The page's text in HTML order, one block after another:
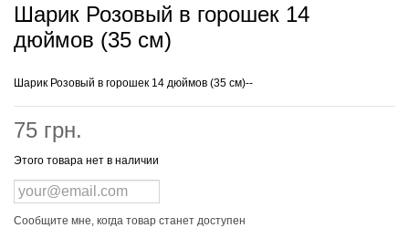
Шарик Розовый в горошек 14
дюймов (35 см)
Шарик Розовый в горошек 14 дюймов (35 см)--
75 грн.
Этого товара нет в наличии
Сообщите мне, когда товар станет доступен